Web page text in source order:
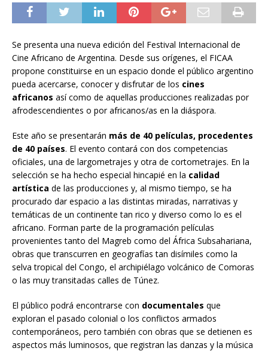
Se presenta una nueva edición del Festival Internacional de
Cine Africano de Argentina. Desde sus orígenes, el FICAA
propone constituirse en un espacio donde el público argentino
pueda acercarse, conocer y disfrutar de los cines
africanos así como de aquellas producciones realizadas por
afrodescendientes o por africanos/as en la diáspora.
Este año se presentarán más de 40 películas, procedentes
de 40 países. El evento contará con dos competencias
oficiales, una de largometrajes y otra de cortometrajes. En la
selección se ha hecho especial hincapié en la calidad
artística de las producciones y, al mismo tiempo, se ha
procurado dar espacio a las distintas miradas, narrativas y
temáticas de un continente tan rico y diverso como lo es el
africano. Forman parte de la programación películas
provenientes tanto del Magreb como del África Subsahariana,
obras que transcurren en geografías tan disímiles como la
selva tropical del Congo, el archipiélago volcánico de Comoras
o las muy transitadas calles de Túnez.
El público podrá encontrarse con documentales que
exploran el pasado colonial o los conflictos armados
contemporáneos, pero también con obras que se detienen es
aspectos más luminosos, que registran las danzas y la música